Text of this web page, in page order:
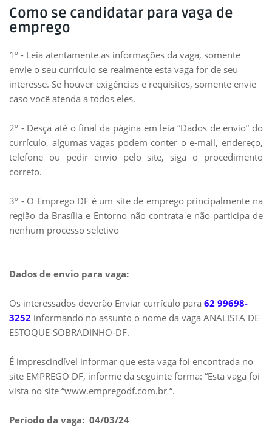
Como se candidatar para vaga de
emprego
1º - Leia atentamente as informações da vaga, somente
envie o seu currículo se realmente esta vaga for de seu
interesse. Se houver exigências e requisitos, somente envie
caso você atenda a todos eles.
2º - Desça até o final da página em leia “Dados de envio” do
currículo, algumas vagas podem conter o e-mail, endereço,
telefone ou pedir envio pelo site, siga o procedimento
correto.
3º - O Emprego DF é um site de emprego principalmente na
região da Brasília e Entorno não contrata e não participa de
nenhum processo seletivo
Dados de envio para vaga:
Os interessados deverão Enviar currículo para 62 99698-
3252 informando no assunto o nome da vaga ANALISTA DE
ESTOQUE-SOBRADINHO-DF.
É imprescindível informar que esta vaga foi encontrada no
site EMPREGO DF, informe da seguinte forma: “Esta vaga foi
vista no site “www.empregodf.com.br “.
Período da vaga: 04/03/24